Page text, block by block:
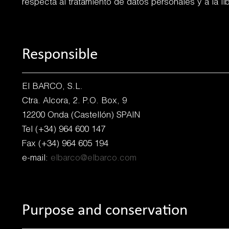
respecta al tratamiento de datos personales y a la
Responsible
El BARCO, S.L.
Ctra. Alcora, 2. P.O. Box, 9
12200 Onda (Castellón) SPAIN
Tel (+34) 964 600 147
Fax (+34) 964 605 194
e-mail: elbarco@elbarco.com
Purpose and conservation